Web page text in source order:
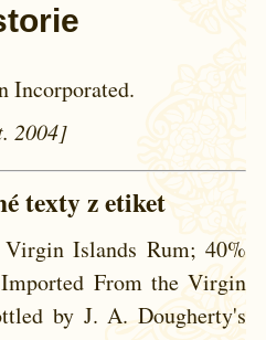
Incorporated.
2004]
texty z etiket
Islands Rum; 40%
From the Virgin
by J. A. Dougherty's